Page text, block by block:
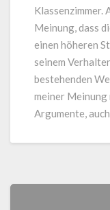
Klassenzimmer.
Meinung, dass
einen höheren
seinem
bestehenden
meiner
Argumente,